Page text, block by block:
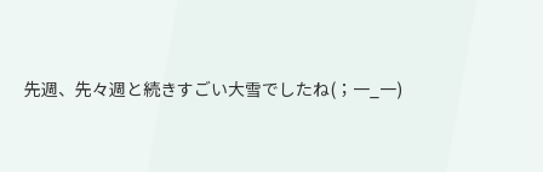
先週、先々週と続きすごい大雪でしたね(；一_一)